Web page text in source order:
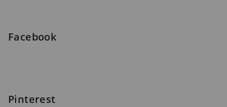
Facebook
Pinterest